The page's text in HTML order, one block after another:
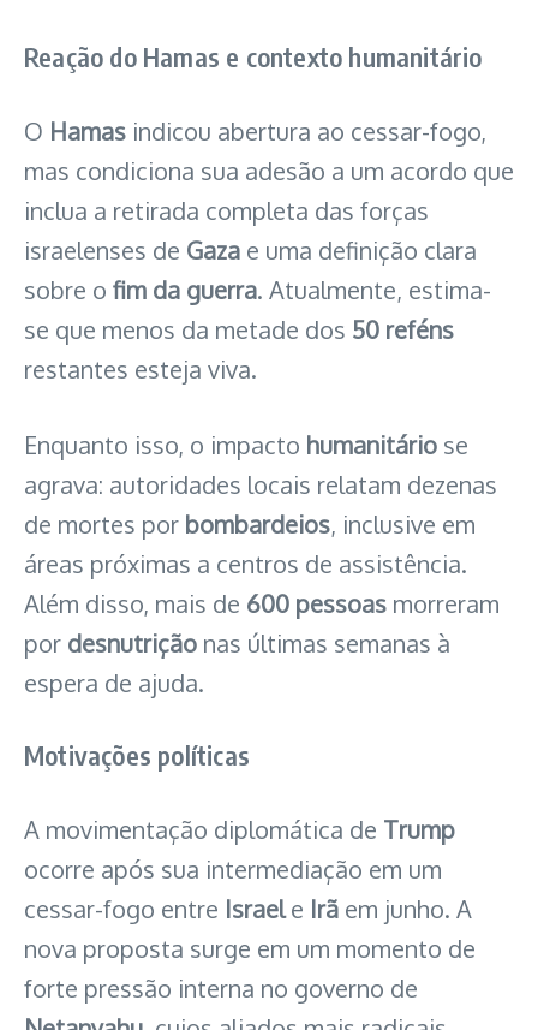
Reação do Hamas e contexto humanitário
O Hamas indicou abertura ao cessar-fogo,
mas condiciona sua adesão a um acordo que
inclua a retirada completa das forças
israelenses de Gaza e uma definição clara
sobre o fim da guerra. Atualmente, estima-
se que menos da metade dos 50 reféns
restantes esteja viva.
Enquanto isso, o impacto humanitário se
agrava: autoridades locais relatam dezenas
de mortes por bombardeios, inclusive em
áreas próximas a centros de assistência.
Além disso, mais de 600 pessoas morreram
por desnutrição nas últimas semanas à
espera de ajuda.
Motivações políticas
A movimentação diplomática de Trump
ocorre após sua intermediação em um
cessar-fogo entre Israele Irã em junho. A
nova proposta surge em um momento de
forte pressão interna no governo de